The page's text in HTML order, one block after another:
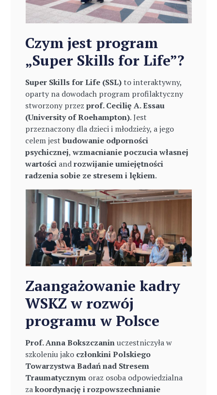
Czym jest program
„Super Skills for Life”?
Super Skills for Life (SSL)to interaktywny,
oparty na dowodach program profilaktyczny
stworzony przezprof. Cecilię A. Essau
(University of Roehampton). Jest
przeznaczony dla dzieci i młodzieży, a jego
celem jestbudowanie odporności
psychicznej,wzmacnianie poczucia własnej
wartości androzwijanie umiejętności
radzenia sobie ze stresem i lękiem.
Zaangażowanie kadry
WSKZ w rozwój
programu w Polsce
Prof. Anna Bokszczaninuczestniczyła w
szkoleniu jako członkini Polskiego
Towarzystwa Badań nad Stresem
Traumatycznym oraz osoba odpowiedzialna
zakoordynację i rozpowszechnianie